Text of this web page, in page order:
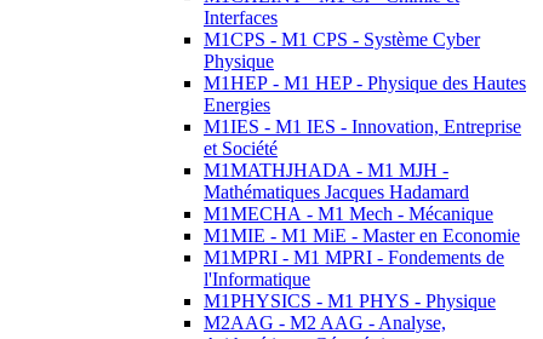
Interfaces
M1CPS - M1 CPS - Système Cyber
Physique
M1HEP - M1 HEP - Physique des Hautes
Energies
M1IES - M1 IES - Innovation, Entreprise
et Société
M1MATHJHADA - M1 MJH -
Mathématiques Jacques Hadamard
M1MECHA - M1 Mech - Mécanique
M1MIE - M1 MiE - Master en Economie
M1MPRI - M1 MPRI - Fondements de
l'Informatique
M1PHYSICS - M1 PHYS - Physique
M2AAG - M2 AAG - Analyse,